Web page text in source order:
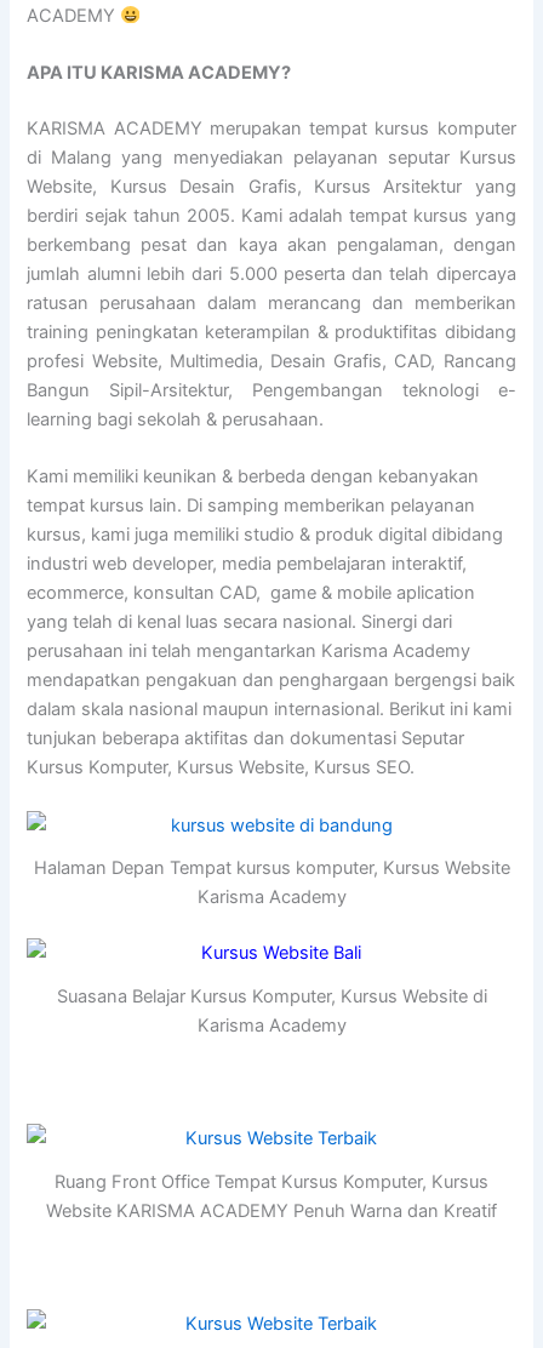
ACADEMY
APA ITU KARISMA ACADEMY?
KARISMA ACADEMY merupakan tempat kursus komputer
di Malang yang menyediakan pelayanan seputar Kursus
Website, Kursus Desain Grafis, Kursus Arsitektur yang
berdiri sejak tahun 2005. Kami adalah tempat kursus yang
berkembang pesat dan kaya akan pengalaman, dengan
jumlah alumni lebih dari 5.000 peserta dan telah dipercaya
ratusan perusahaan dalam merancang dan memberikan
training peningkatan keterampilan & produktifitas dibidang
profesi Website, Multimedia, Desain Grafis, CAD, Rancang
Bangun Sipil-Arsitektur, Pengembangan teknologi e-
learning bagi sekolah & perusahaan.
Kami memiliki keunikan & berbeda dengan kebanyakan
tempat kursus lain. Di samping memberikan pelayanan
kursus, kami juga memiliki studio & produk digital dibidang
industri web developer, media pembelajaran interaktif,
ecommerce, konsultan CAD, game & mobile aplication
yang telah di kenal luas secara nasional. Sinergi dari
perusahaan ini telah mengantarkan Karisma Academy
mendapatkan pengakuan dan penghargaan bergengsi baik
dalam skala nasional maupun internasional. Berikut ini kami
tunjukan beberapa aktifitas dan dokumentasi Seputar
Kursus Komputer, Kursus Website, Kursus SEO.
Halaman Depan Tempat kursus komputer, Kursus Website
Karisma Academy
Suasana Belajar Kursus Komputer, Kursus Website di
Karisma Academy
Ruang Front Office Tempat Kursus Komputer, Kursus
Website KARISMA ACADEMY Penuh Warna dan Kreatif